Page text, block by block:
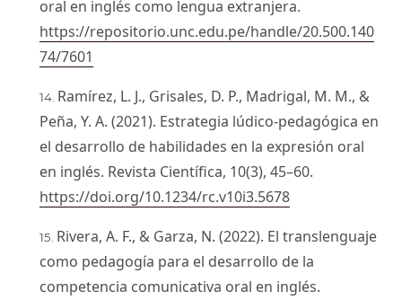
oral en inglés como lengua extranjera.
https://repositorio.unc.edu.pe/handle/20.500.140
74/7601
Ramírez, L. J., Grisales, D. P., Madrigal, M. M., &
Peña, Y. A. (2021). Estrategia lúdico-pedagógica en
el desarrollo de habilidades en la expresión oral
en inglés. Revista Científica, 10(3), 45–60.
https://doi.org/10.1234/rc.v10i3.5678
Rivera, A. F., & Garza, N. (2022). El translenguaje
como pedagogía para el desarrollo de la
competencia comunicativa oral en inglés.